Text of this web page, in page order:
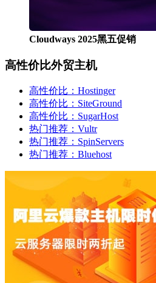
Cloudways 2025黑五促销
高性价比外贸主机
高性价比：Hostinger
高性价比：SiteGround
高性价比：SugarHost
热门推荐：Vultr
热门推荐：SpinServers
热门推荐：Bluehost